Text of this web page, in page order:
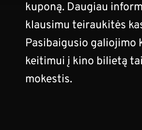
kuponą. Daugiau
klausimu teiraukitės
Pasibaigusio galiojimo
keitimui į kino bilietą
mokestis.